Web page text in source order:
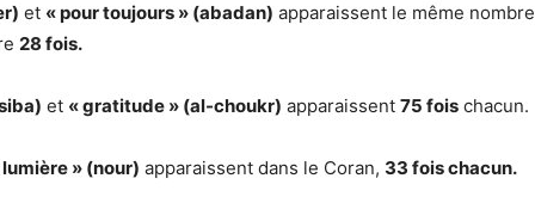
et « pour toujours » (abadan) apparaissent le même nombre
28 fois.
et « gratitude » (al-choukr) apparaissent 75 fois chacun.
lumière » (nour) apparaissent dans le Coran, 33 fois chacun.